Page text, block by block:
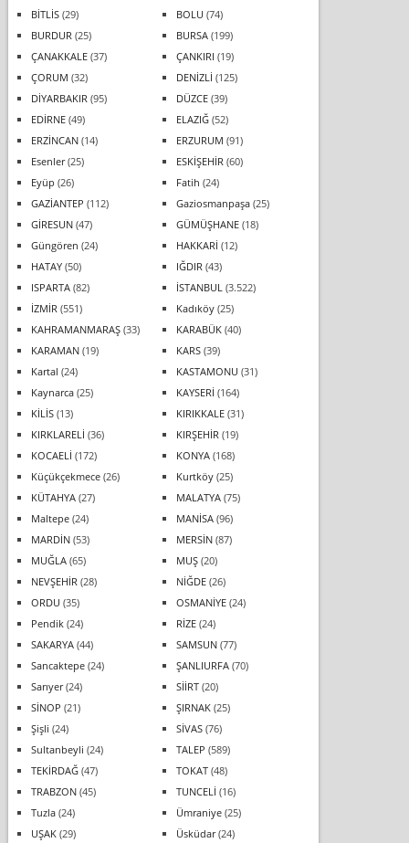
BİTLİS(29) BOLU (74)
BURDUR (25) BURSA(199)
ÇANAKKALE(37) ÇANKIRI (19)
ÇORUM (32) DENİZLİ (125)
DİYARBAKIR (95) DÜZCE(39)
EDİRNE(49) ELAZIĞ(52)
ERZİNCAN(14) ERZURUM (91)
Esenler(25) ESKİŞEHİR (60)
Eyüp (26) Fatih (24)
GAZİANTEP (112) Gaziosmanpaşa(25)
GİRESUN(47) GÜMÜŞHANE(18)
Güngören (24) HAKKARİ (12)
HATAY(50) IĞDIR (43)
ISPARTA(82) İSTANBUL (3.522)
İZMİR (551) Kadıköy(25)
KAHRAMANMARAŞ(33) KARABÜK(40)
KARAMAN(19) KARS(39)
Kartal (24) KASTAMONU (31)
Kaynarca(25) KAYSERİ (164)
KİLİS(13) KIRIKKALE(31)
KIRKLARELİ (36) KIRŞEHİR (19)
KOCAELİ (172) KONYA(168)
Küçükçekmece(26) Kurtköy(25)
KÜTAHYA(27) MALATYA(75)
Maltepe(24) MANİSA(96)
MARDİN(53) MERSİN(87)
MUĞLA(65) MUŞ(20)
NEVŞEHİR (28) NİĞDE(26)
ORDU (35) OSMANİYE(24)
Pendik(24) RİZE(24)
SAKARYA(44) SAMSUN(77)
Sancaktepe(24) ŞANLIURFA(70)
Sarıyer(24) SİİRT(20)
SİNOP (21) ŞIRNAK(25)
Şişli (24) SİVAS(76)
Sultanbeyli (24) TALEP (589)
TEKİRDAĞ(47) TOKAT(48)
TRABZON(45) TUNCELİ (16)
Tuzla(24) Ümraniye(25)
UŞAK(29) Üsküdar(24)